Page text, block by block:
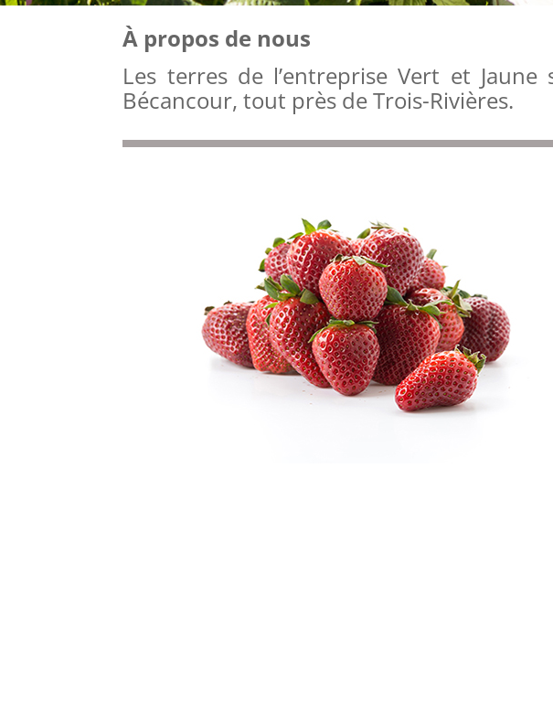
À propos de nous
Les terres de l’entreprise Vert et
Bécancour, tout près de Trois-Rivières.